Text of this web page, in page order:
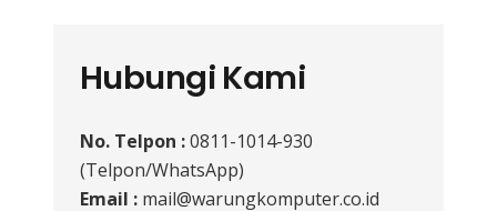
Hubungi Kami
No. Telpon :0811-1014-930
(Telpon/WhatsApp)
Email : mail@warungkomputer.co.id